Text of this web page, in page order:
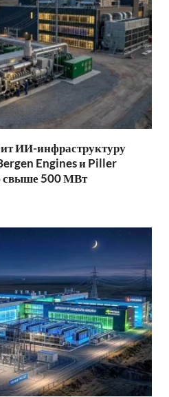
ИИ-инфраструктуру
Engines и Piller
свыше 500 МВт